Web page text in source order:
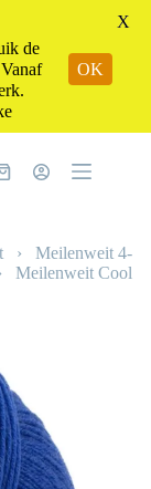
› Meilenweit 4-
Meilenweit Cool
de
OK
X